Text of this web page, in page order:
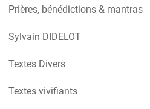
Prières, bénédictions & mantras
Sylvain DIDELOT
Textes Divers
Textes vivifiants